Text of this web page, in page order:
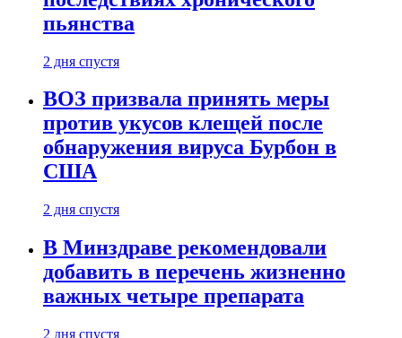
пьянства
2 дня спустя
ВОЗ призвала принять меры
против укусов клещей после
обнаружения вируса Бурбон в
США
2 дня спустя
В Минздраве рекомендовали
добавить в перечень жизненно
важных четыре препарата
2 дня спустя